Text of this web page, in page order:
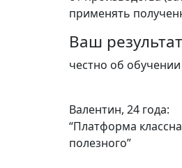
применять
Ваш
честно об
Валентин, 24 года:
“Платформа
полезного”